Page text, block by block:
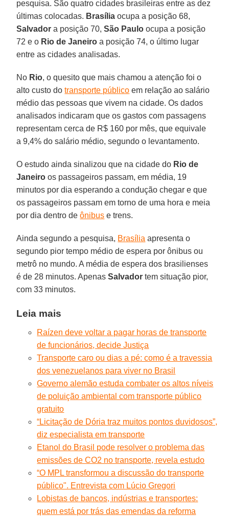
pesquisa. São quatro cidades brasileiras entre as dez
últimas colocadas. Brasília ocupa a posição 68,
Salvador a posição 70,São Paulo ocupa a posição
72 e o Rio de Janeiro a posição 74, o último lugar
entre as cidades analisadas.
No Rio, o quesito que mais chamou a atenção foi o
alto custo dotransporte público em relação ao salário
médio das pessoas que vivem na cidade. Os dados
analisados indicaram que os gastos com passagens
representam cerca de R$ 160 por mês, que equivale
a 9,4% do salário médio, segundo o levantamento.
O estudo ainda sinalizou que na cidade do Rio de
Janeiro os passageiros passam, em média, 19
minutos por dia esperando a condução chegar e que
os passageiros passam em torno de uma hora e meia
por dia dentro deônibus e trens.
Ainda segundo a pesquisa, Brasília apresenta o
segundo pior tempo médio de espera por ônibus ou
metrô no mundo. A média de espera dos brasilienses
é de 28 minutos. ApenasSalvador tem situação pior,
com 33 minutos.
Leia mais
Raízen deve voltar a pagar horas de transporte
de funcionários, decide Justiça
Transporte caro ou dias a pé: como é a travessia
dos venezuelanos para viver no Brasil
Governo alemão estuda combater os altos níveis
de poluição ambiental com transporte público
gratuito
“Licitação de Dória traz muitos pontos duvidosos”,
diz especialista em transporte
Etanol do Brasil pode resolver o problema das
emissões de CO2 no transporte, revela estudo
“O MPL transformou a discussão do transporte
público". Entrevista com Lúcio Gregori
Lobistas de bancos, indústrias e transportes:
quem está por trás das emendas da reforma